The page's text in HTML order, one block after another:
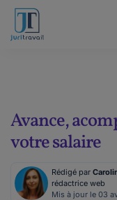
Avance,
votre salaire
Rédigé par
rédactrice web
Mis à jour le 03